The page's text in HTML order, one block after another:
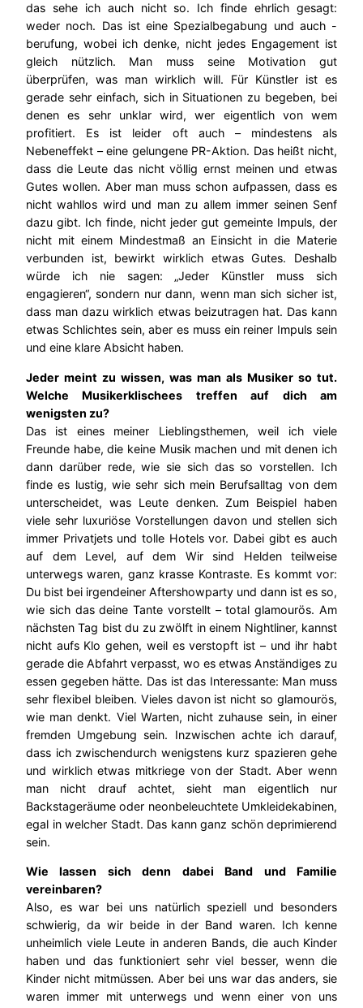
das sehe ich auch nicht so. Ich finde ehrlich gesagt:
weder noch. Das ist eine Spezialbegabung und auch -
berufung, wobei ich denke, nicht jedes Engagement ist
gleich nützlich. Man muss seine Motivation gut
überprüfen, was man wirklich will. Für Künstler ist es
gerade sehr einfach, sich in Situationen zu begeben, bei
denen es sehr unklar wird, wer eigentlich von wem
profitiert. Es ist leider oft auch – mindestens als
Nebeneffekt – eine gelungene PR-Aktion. Das heißt nicht,
dass die Leute das nicht völlig ernst meinen und etwas
Gutes wollen. Aber man muss schon aufpassen, dass es
nicht wahllos wird und man zu allem immer seinen Senf
dazu gibt. Ich finde, nicht jeder gut gemeinte Impuls, der
nicht mit einem Mindestmaß an Einsicht in die Materie
verbunden ist, bewirkt wirklich etwas Gutes. Deshalb
würde ich nie sagen: „Jeder Künstler muss sich
engagieren“, sondern nur dann, wenn man sich sicher ist,
dass man dazu wirklich etwas beizutragen hat. Das kann
etwas Schlichtes sein, aber es muss ein reiner Impuls sein
und eine klare Absicht haben.
Jeder meint zu wissen, was man als Musiker so tut.
Welche Musikerklischees treffen auf dich am
wenigsten zu?
Das ist eines meiner Lieblingsthemen, weil ich viele
Freunde habe, die keine Musik machen und mit denen ich
dann darüber rede, wie sie sich das so vorstellen. Ich
finde es lustig, wie sehr sich mein Berufsalltag von dem
unterscheidet, was Leute denken. Zum Beispiel haben
viele sehr luxuriöse Vorstellungen davon und stellen sich
immer Privatjets und tolle Hotels vor. Dabei gibt es auch
auf dem Level, auf dem Wir sind Helden teilweise
unterwegs waren, ganz krasse Kontraste. Es kommt vor:
Du bist bei irgendeiner Aftershowparty und dann ist es so,
wie sich das deine Tante vorstellt – total glamourös. Am
nächsten Tag bist du zu zwölft in einem Nightliner, kannst
nicht aufs Klo gehen, weil es verstopft ist – und ihr habt
gerade die Abfahrt verpasst, wo es etwas Anständiges zu
essen gegeben hätte. Das ist das Interessante: Man muss
sehr flexibel bleiben. Vieles davon ist nicht so glamourös,
wie man denkt. Viel Warten, nicht zuhause sein, in einer
fremden Umgebung sein. Inzwischen achte ich darauf,
dass ich zwischendurch wenigstens kurz spazieren gehe
und wirklich etwas mitkriege von der Stadt. Aber wenn
man nicht drauf achtet, sieht man eigentlich nur
Backstageräume oder neonbeleuchtete Umkleidekabinen,
egal in welcher Stadt. Das kann ganz schön deprimierend
sein.
Wie lassen sich denn dabei Band und Familie
vereinbaren?
Also, es war bei uns natürlich speziell und besonders
schwierig, da wir beide in der Band waren. Ich kenne
unheimlich viele Leute in anderen Bands, die auch Kinder
haben und das funktioniert sehr viel besser, wenn die
Kinder nicht mitmüssen. Aber bei uns war das anders, sie
waren immer mit unterwegs und wenn einer von uns